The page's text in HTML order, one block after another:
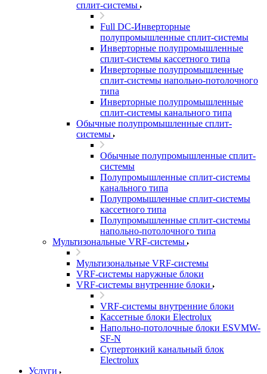
сплит-системы
Full DC-Инверторные
полупромышленные сплит-системы
Инверторные полупромышленные
сплит-системы кассетного типа
Инверторные полупромышленные
сплит-системы напольно-потолочного
типа
Инверторные полупромышленные
сплит-системы канального типа
Обычные полупромышленные сплит-
системы
Обычные полупромышленные сплит-
системы
Полупромышленные сплит-системы
канального типа
Полупромышленные сплит-системы
кассетного типа
Полупромышленные сплит-системы
напольно-потолочного типа
Мультизональные VRF-системы
Мультизональные VRF-системы
VRF-системы наружные блоки
VRF-системы внутренние блоки
VRF-системы внутренние блоки
Кассетные блоки Electrolux
Напольно-потолочные блоки ESVMW-
SF-N
Супертонкий канальный блок
Electrolux
Услуги